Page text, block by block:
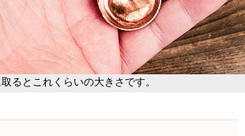
るとこれくらいの大きさです。